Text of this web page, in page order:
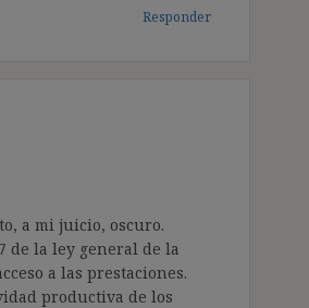
Responder
a mi juicio, oscuro.
de la ley general de la
a las prestaciones.
productiva de los